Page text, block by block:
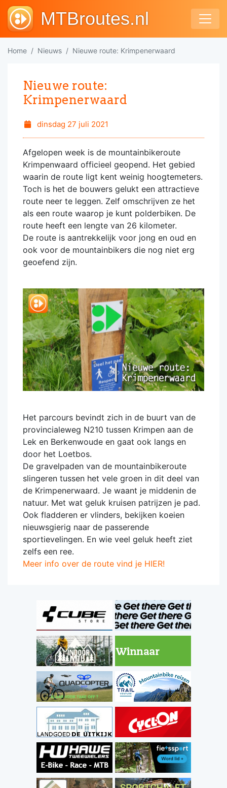
MTBroutes.nl
Home Nieuws Nieuwe route: Krimpenerwaard
Nieuwe route:
Krimpenerwaard
dinsdag 27 juli 2021
Afgelopen week is de mountainbikeroute
Krimpenwaard officieel geopend. Het gebied
waarin de route ligt kent weinig hoogtemeters.
Toch is het de bouwers gelukt een attractieve
route neer te leggen. Zelf omschrijven ze het
als een route waarop je kunt polderbiken. De
route heeft een lengte van 26 kilometer.
De route is aantrekkelijk voor jong en oud en
ook voor de mountainbikers die nog niet erg
geoefend zijn.
Het parcours bevindt zich in de buurt van de
provincialeweg N210 tussen Krimpen aan de
Lek en Berkenwoude en gaat ook langs en
door het Loetbos.
De gravelpaden van de mountainbikeroute
slingeren tussen het vele groen in dit deel van
de Krimpenerwaard. Je waant je middenin de
natuur. Met wat geluk kruisen patrijzen je pad.
Ook fladderen er vlinders, bekijken koeien
nieuwsgierig naar de passerende
sportievelingen. En wie veel geluk heeft ziet
zelfs een ree.
Meer info over de route vind je HIER!